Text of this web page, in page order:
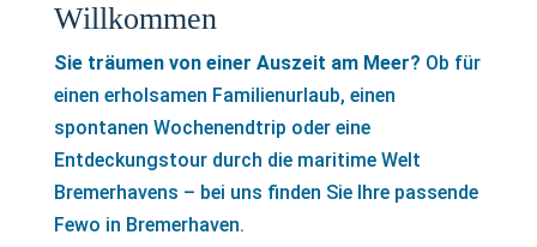
Willkommen
Sie träumen von einer Auszeit am Meer? Ob für
einen erholsamen Familienurlaub, einen
spontanen Wochenendtrip oder eine
Entdeckungstour durch die maritime Welt
Bremerhavens – bei uns finden Sie Ihre passende
Fewo in Bremerhaven.